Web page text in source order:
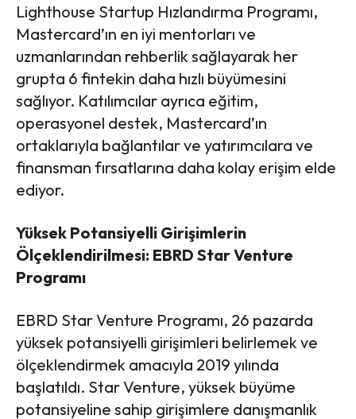
Lighthouse Startup Hızlandırma Programı,
Mastercard’ın en iyi mentorları ve
uzmanlarından rehberlik sağlayarak her
grupta 6 fintekin daha hızlı büyümesini
sağlıyor. Katılımcılar ayrıca eğitim,
operasyonel destek, Mastercard’ın
ortaklarıyla bağlantılar ve yatırımcılara ve
finansman fırsatlarına daha kolay erişim elde
ediyor.
Yüksek Potansiyelli Girişimlerin
Ölçeklendirilmesi: EBRD Star Venture
Programı
EBRD Star Venture Programı, 26 pazarda
yüksek potansiyelli girişimleri belirlemek ve
ölçeklendirmek amacıyla 2019 yılında
başlatıldı. Star Venture, yüksek büyüme
potansiyeline sahip girişimlere danışmanlık